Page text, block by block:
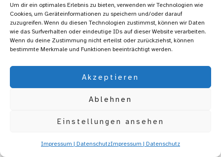
Um dir ein optimales Erlebnis zu bieten, verwenden wir Technologien wie
Cookies, um Geräteinformationen zu speichern und/oder darauf
zuzugreifen. Wenn du diesen Technologien zustimmst, können wir Daten
wie das Surfverhalten oder eindeutige IDs auf dieser Website verarbeiten.
Wenn du deine Zustimmung nicht erteilst oder zurückziehst, können
bestimmte Merkmale und Funktionen beeinträchtigt werden.
Akzeptieren
Ablehnen
Einstellungen ansehen
Impressum | DatenschutzImpressum | Datenschutz